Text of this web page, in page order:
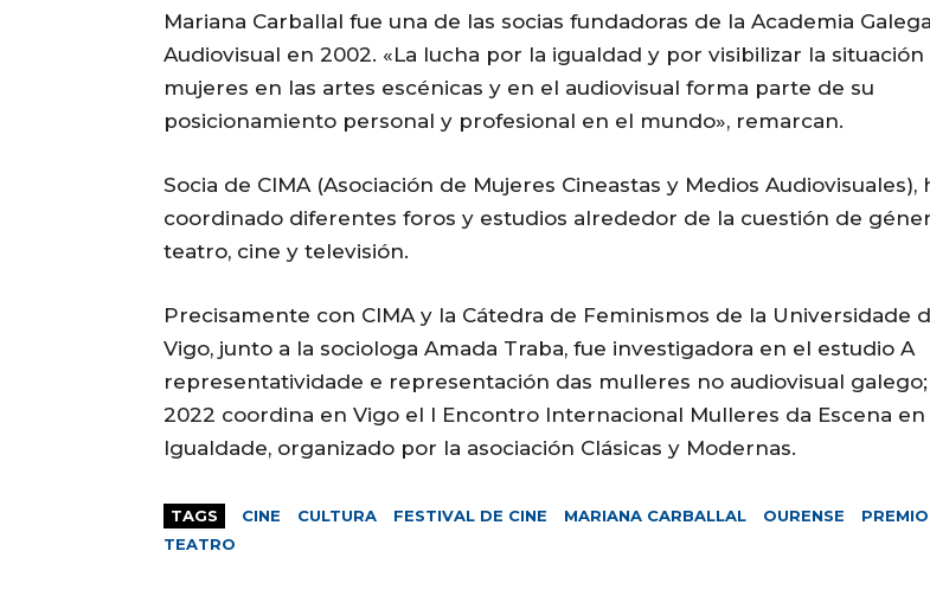
Mariana Carballal fue una de las socias fundadoras de la Academia
Audiovisual en 2002. «La lucha por la igualdad y por visibilizar la situación
mujeres en las artes escénicas y en el audiovisual forma parte de su
posicionamiento personal y profesional en el mundo», remarcan.
Socia de CIMA (Asociación de Mujeres Cineastas y Medios Audiovisuales),
coordinado diferentes foros y estudios alrededor de la cuestión de
teatro, cine y televisión.
Precisamente con CIMA y la Cátedra de Feminismos de la Universidade
Vigo, junto a la sociologa Amada Traba, fue investigadora en el estudio A
representatividade e representación das mulleres no audiovisual
2022 coordina en Vigo el I Encontro Internacional Mulleres da Escena en
Igualdade, organizado por la asociación Clásicas y Modernas.
TAGS CINE CULTURA FESTIVAL DE CINE MARIANA CARBALLAL OURENSE
PREMIO
TEATRO